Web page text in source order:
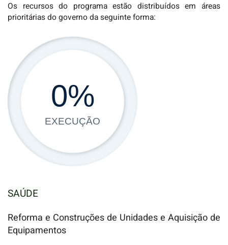
Os recursos do programa estão distribuídos em áreas
prioritárias do governo da seguinte forma:
0%
EXECUÇÃO
SAÚDE
Reforma e Construções de Unidades e Aquisição de
Equipamentos